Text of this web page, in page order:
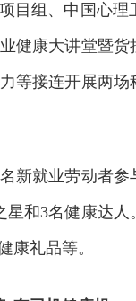
目组、中国心
健康大讲堂暨
等接连开展两
新就业劳动者
和3名健康达
康礼品等。